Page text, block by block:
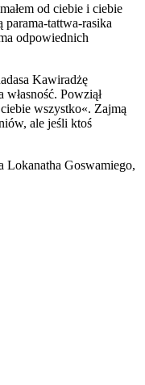
od ciebie i ciebie
tattwa-rasika
odpowiednich
Kawiradżę
Powziął
wszystko«. Zajmą
ale jeśli ktoś
Lokanatha Goswamiego,